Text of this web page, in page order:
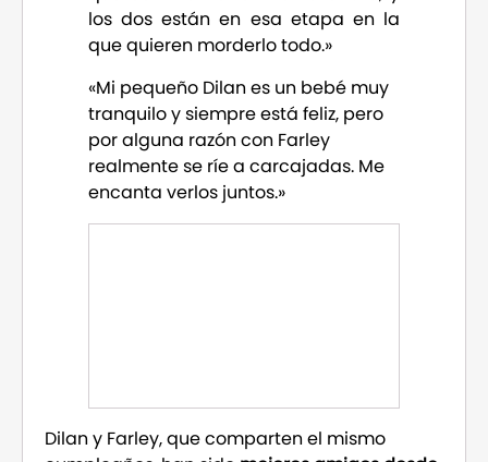
los dos están en esa etapa en la
que quieren morderlo todo.»
«Mi pequeño Dilan es un bebé muy
tranquilo y siempre está feliz, pero
por alguna razón con Farley
realmente se ríe a carcajadas. Me
encanta verlos juntos.»
Dilan y Farley, que comparten el mismo